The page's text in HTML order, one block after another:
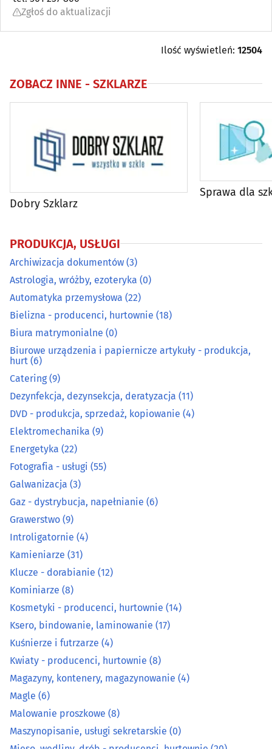
Biura matrymonialne(0)
Biurowe urządzenia i papiernicze artykuły - produkcja,
Catering(9)
DVD - produkcja, sprzedaż, kopiowanie
Fotografia - usługi(55)
Galwanizacja(3)
Grawerstwo(9)
Kamieniarze (31)
Klucze - dorabianie(12)
Kominiarze (8)
Kosmetyki - producenci, hurtownie
Ksero, bindowanie, laminowanie
Kuśnierze i futrzarze
Kwiaty - producenci, hurtownie
Magazyny, kontenery, magazynowanie
Magle(6)
Malowanie proszkowe (8)
Maszynopisanie, usługi sekretarskie
Mięso, wędliny, drób - producenci, hurtownie (20)
Zgłoś do aktualizacji
Ilość wyświetleń: 12504
ZOBACZ INNE - SZKLARZE
Dobry Szklarz
Sprawa dla
PRODUKCJA, USŁUGI
Archiwizacja dokumentów (3)
Astrologia, wróżby, ezoteryka (0)
Automatyka przemysłowa (22)
Bielizna - producenci, hurtownie (18)
Biura matrymonialne (0)
Biurowe urządzenia i papiernicze artykuły - produkcja,
hurt (6)
Catering(9)
Dezynfekcja, dezynsekcja, deratyzacja (11)
DVD - produkcja, sprzedaż, kopiowanie (4)
Elektromechanika (9)
Energetyka (22)
Fotografia - usługi (55)
Galwanizacja (3)
Gaz - dystrybucja, napełnianie (6)
Grawerstwo (9)
Introligatornie (4)
Kamieniarze (31)
Klucze - dorabianie (12)
Kominiarze (8)
Kosmetyki - producenci, hurtownie (14)
Ksero, bindowanie, laminowanie (17)
Kuśnierze i futrzarze (4)
Kwiaty - producenci, hurtownie (8)
Magazyny, kontenery, magazynowanie (4)
Magle (6)
Malowanie proszkowe (8)
Maszynopisanie, usługi sekretarskie (0)